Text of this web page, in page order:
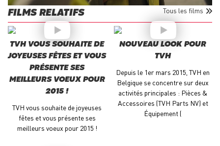
FILMS RELATIFS
TVH VOUS SOUHAITE DE
JOYEUSES FÊTES ET VOUS
PRÉSENTE SES
MEILLEURS VOEUX POUR
2015 !
TVH vous souhaite de joyeuses
fêtes et vous présente ses
meilleurs voeux pour 2015 !
NOUVEAU LOOK POUR
TVH
Depuis le 1er mars 2015, TVH en
Belgique se concentre sur deux
activités principales : Pièces &
Accessoires (TVH Parts NV) et
Équipement (
Tous les films